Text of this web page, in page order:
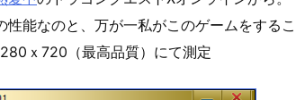
性能なのと、万が一私がこのゲームをする
ｘ720（最高品質）にて測定